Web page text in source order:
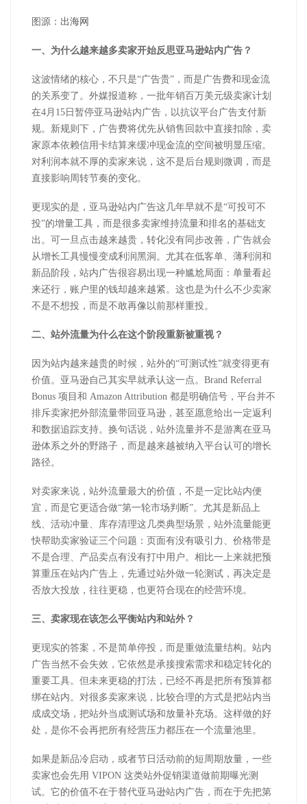
图源： 出海网
一、为什么越来越多卖家开始反思亚马逊站内广告？
这波情绪的核心，不只是“广告贵”，而是广告费和现金流
的关系变了。外媒报道称，一批年销百万美元级卖家计划
在4月 15 日暂停亚马逊站内广告，以抗议平台广告支付新
规。新规则下，广告费将优先从销售回款中直接扣除，卖
家原本依赖信用卡结算来缓冲现金流的空间被明显压缩。
对利润本就不厚的卖家来说，这不是后台规则微调，而是
直接影响周转节奏的变化。
更现实的是，亚马逊站内广告这几年早就不是“可投可不
投”的增量工具，而是很多卖家维持流量和排名的基础支
出。可一旦点击越来越贵，转化没有同步改善，广告就会
从增长工具慢慢变成利润黑洞。尤其在低客单、薄利润和
新品阶段，站内广告很容易出现一种尴尬局面：单量看起
来还行，账户里的钱却越来越紧。这也是为什么不少卖家
不是不想投，而是不敢再像以前那样重投。
二、站外流量为什么在这个阶段重新被重视？
因为站内越来越贵的时候，站外的“可测试性”就变得更有
价值。亚马逊自己其实早就承认这一点。 Brand Referral
Bonus 项目和 Amazon Attribution 都是明确信号，平台并不
排斥卖家把外部流量带回亚马逊，甚至愿意给出一定返利
和数据追踪支持。换句话说，站外流量并不是游离在亚马
逊体系之外的野路子，而是越来越被纳入平台认可的增长
路径。
对卖家来说，站外流量最大的价值，不是一定比站内便
宜，而是它更适合做“第一轮市场判断”。尤其是新品上
线、活动冲量、库存清理这几类典型场景，站外流量能更
快帮助卖家验证三个问题：页面有没有吸引力、价格带是
不是合理、产品卖点有没有打中用户。相比一上来就把预
算重压在站内广告上，先通过站外做一轮测试，再决定是
否放大投放，往往更稳，也更符合现在的经营环境。
三、卖家现在该怎么平衡站内和站外？
更现实的答案，不是简单停投，而是重做流量结构。站内
广告当然不会失效，它依然是承接搜索需求和稳定转化的
重要工具。但未来更稳的打法，已经不再是把所有预算都
绑在站内。对很多卖家来说，比较合理的方式是把站内当
成成交场，把站外当成测试场和放量补充场。这样做的好
处，是你不会再把所有经营压力都压在一个流量池里。
如果是新品冷启动，或者节日活动前的短周期放量，一些
卖家也会先用 VIPON 这类站外促销渠道做前期曝光测
试。它的价值不在于替代亚马逊站内广告，而在于先把第